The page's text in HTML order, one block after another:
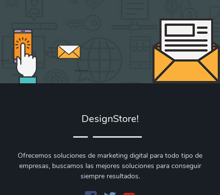
DesignStore!
Ofrecemos soluciones de marketing digital para todo tipo de
empresas, buscamos las mejores soluciones para conseguir
siempre resultados.